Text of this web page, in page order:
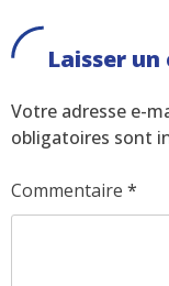
Laisser
Votre adresse e-
obligatoires sont
Commentaire *